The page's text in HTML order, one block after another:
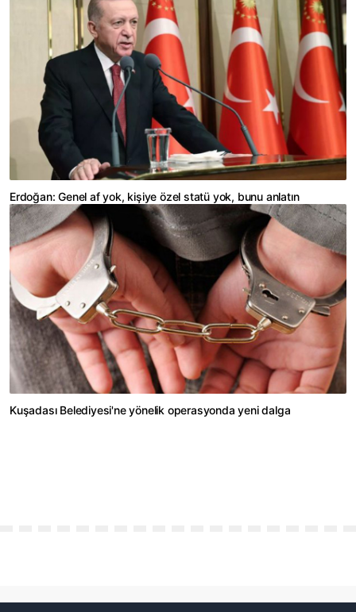
Erdoğan: Genel af yok, kişiye özel statü yok, bunu anlatın
Kuşadası Belediyesi'ne yönelik operasyonda yeni dalga